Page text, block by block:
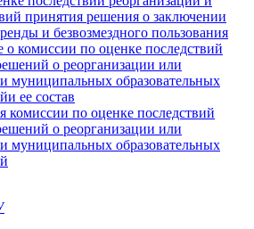
принятия решения о заключении
и безвозмездного пользования
комиссии по оценке последствий
о реорганизации или
муниципальных образовательных
ее состав
комиссии по оценке последствий
о реорганизации или
муниципальных образовательных